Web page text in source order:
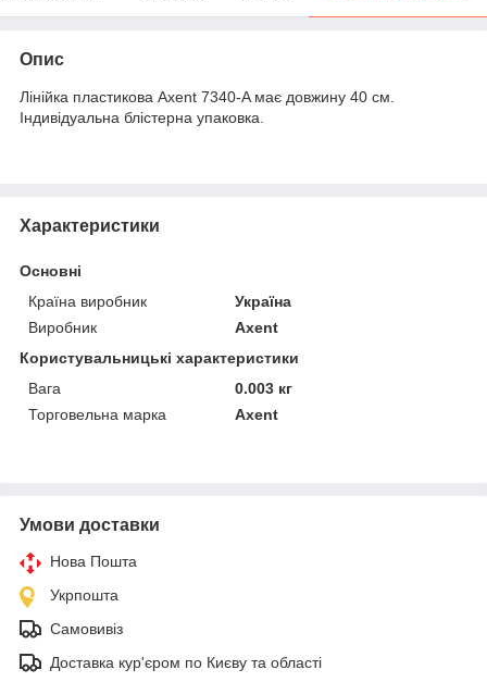
Опис
Лінійка пластикова Axent 7340-A має довжину 40 см.
Індивідуальна блістерна упаковка.
Характеристики
Основні
Країна виробник
Україна
Виробник
Axent
Користувальницькі характеристики
Вага
0.003 кг
Торговельна марка
Axent
Умови доставки
Нова Пошта
Укрпошта
Самовивіз
Доставка кур'єром по Києву та області